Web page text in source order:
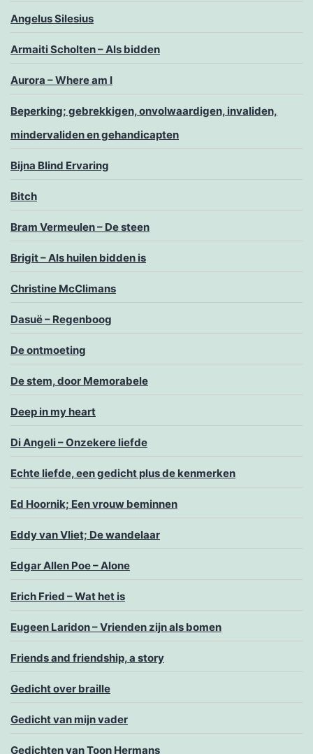
Angelus Silesius
Armaiti Scholten – Als bidden
Aurora – Where am I
Beperking; gebrekkigen, onvolwaardigen, invaliden,
mindervaliden en gehandicapten
Bijna Blind Ervaring
Bitch
Bram Vermeulen – De steen
Brigit – Als huilen bidden is
Christine McClimans
Dasuë – Regenboog
De ontmoeting
De stem, door Memorabele
Deep in my heart
Di Angeli – Onzekere liefde
Echte liefde, een gedicht plus de kenmerken
Ed Hoornik; Een vrouw beminnen
Eddy van Vliet; De wandelaar
Edgar Allen Poe – Alone
Erich Fried – Wat het is
Eugeen Laridon – Vrienden zijn als bomen
Friends and friendship, a story
Gedicht over braille
Gedicht van mijn vader
Gedichten van Toon Hermans